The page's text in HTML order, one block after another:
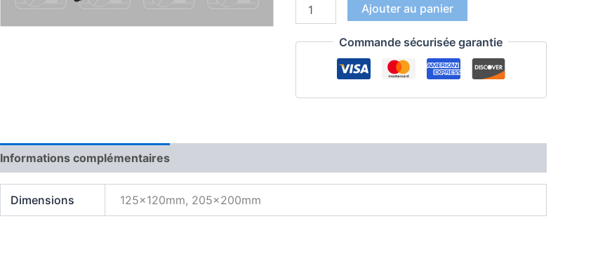
Ajouter au panier
Commande sécurisée garantie
Informations complémentaires
Dimensions 125x120mm, 205x200mm